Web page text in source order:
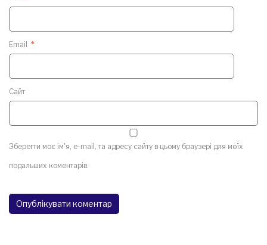
Email *
Сайт
Зберегти моє ім'я, e-mail, та адресу сайту в цьому браузері для моїх
подальших коментарів.